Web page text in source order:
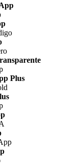
Plus